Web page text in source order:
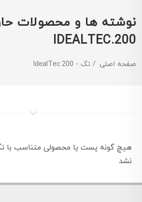
نوشته ها و محصولات
IDEALTEC.200
صفحه اصلی تگ - IdealTec.200
هیچ گونه پست یا محصولی متناسب با
نشد